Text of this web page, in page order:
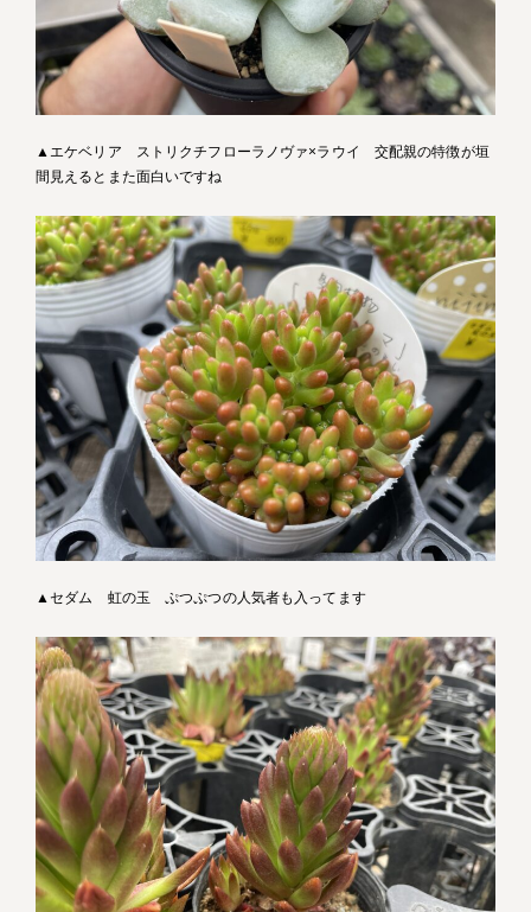
▲エケベリア ストリクチフローラノヴァ×ラウイ 交配親の特徴が垣
間見えるとまた面白いですね
▲セダム 虹の玉 ぷつぷつの人気者も入ってます